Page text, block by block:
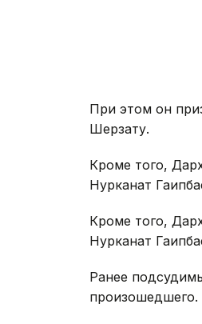
При этом он
Шерзату.
Кроме того,
Нурканат
Кроме того,
Нурканат
Ранее